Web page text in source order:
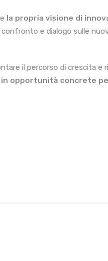
la propria visione di
e dialogo sulle
il percorso di crescita e
opportunità concrete